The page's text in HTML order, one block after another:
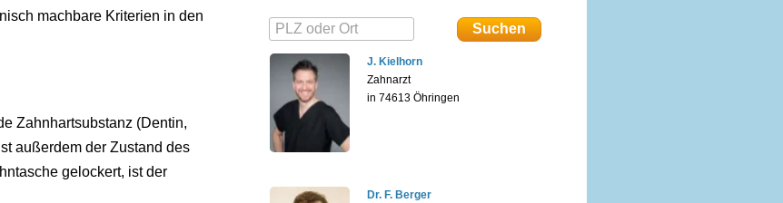
machbare Kriterien in den
Zahnhartsubstanz (Dentin,
außerdem der Zustand des
gelockert, ist der
J. Kielhorn
Zahnarzt
in 74613 Öhringen
Dr. F. Berger